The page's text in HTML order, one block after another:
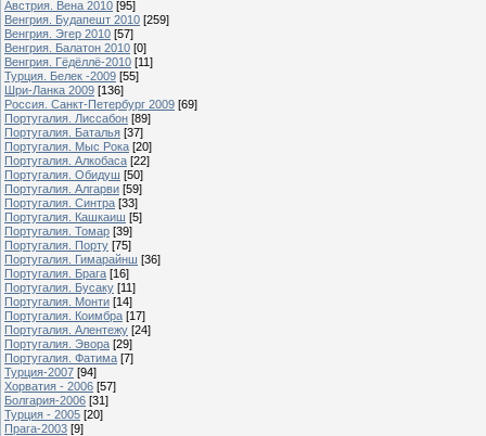
Австрия. Вена 2010 [95]
Венгрия. Будапешт 2010 [259]
Венгрия. Эгер 2010 [57]
Венгрия. Балатон 2010 [0]
Венгрия. Гёдёллё-2010 [11]
Турция. Белек -2009 [55]
Шри-Ланка 2009 [136]
Россия. Санкт-Петербург 2009 [69]
Португалия. Лиссабон [89]
Португалия. Баталья [37]
Португалия. Мыс Рока [20]
Португалия. Алкобаса [22]
Португалия. Обидуш [50]
Португалия. Алгарви [59]
Португалия. Синтра [33]
Португалия. Кашкаиш [5]
Португалия. Томар [39]
Португалия. Порту [75]
Португалия. Гимарайнш [36]
Португалия. Брага [16]
Португалия. Бусаку [11]
Португалия. Монти [14]
Португалия. Коимбра [17]
Португалия. Алентежу [24]
Португалия. Эвора [29]
Португалия. Фатима [7]
Турция-2007 [94]
Хорватия - 2006 [57]
Болгария-2006 [31]
Турция - 2005 [20]
Прага-2003 [9]